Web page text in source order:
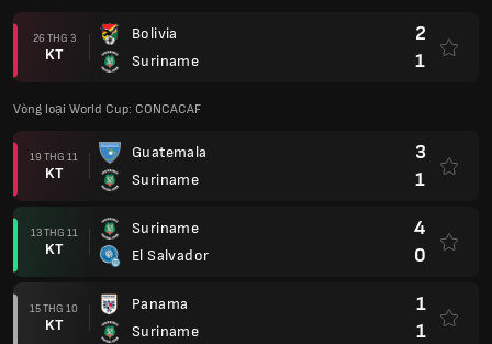
26 THG 3
KT
Bolivia
Suriname
2
1
Vòng loại World Cup: CONCACAF
19 THG 11
KT
Guatemala
Suriname
3
1
13 THG 11
KT
Suriname
El Salvador
4
0
15 THG 10
KT
Panama
Suriname
1
1